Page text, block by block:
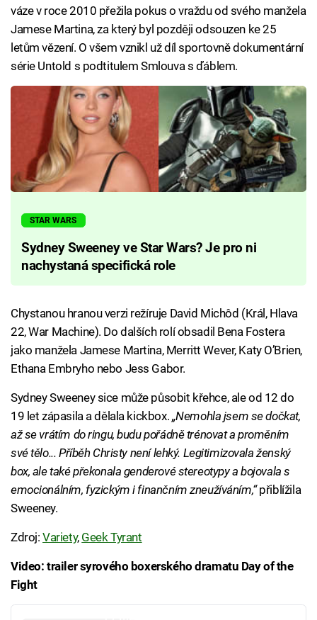
váze v roce 2010 přežila pokus o vraždu od svého manžela
Jamese Martina, za který byl později odsouzen ke 25
letům vězení. O všem vznikl už díl sportovně dokumentární
série Untold s podtitulem Smlouva s ďáblem.
STAR WARS
Sydney Sweeney ve Star Wars? Je pro ni
nachystaná specifická role
Chystanou hranou verzi režíruje David Michôd (Král, Hlava
22, War Machine). Do dalších rolí obsadil Bena Fostera
jako manžela Jamese Martina, Merritt Wever, Katy O’Brien,
Ethana Embryho nebo Jess Gabor.
Sydney Sweeney sice může působit křehce, ale od 12 do
19 let zápasila a dělala kickbox. „Nemohla jsem se dočkat,
až se vrátím do ringu, budu pořádně trénovat a proměním
své tělo... Příběh Christy není lehký. Legitimizovala ženský
box, ale také překonala genderové stereotypy a bojovala s
emocionálním, fyzickým i finančním zneužíváním,“přiblížila
Sweeney.
Zdroj:Variety, Geek Tyrant
Video: trailer syrového boxerského dramatu Day of the
Fight